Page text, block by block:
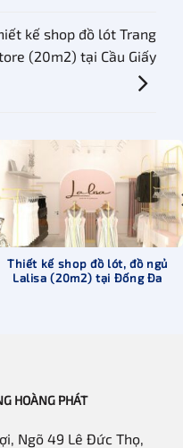
kế shop đồ lót Trang
(20m2) tại Cầu Giấy
Thiết kế shop đồ lót, đồ ngủ
Lalisa (20m2) tại Đống Đa
HOÀNG PHÁT
Ngõ 49 Lê Đức Thọ,